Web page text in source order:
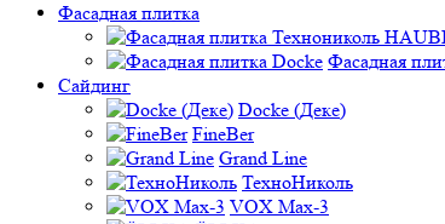
Фасадная плитка
Фасадная
Сайдинг
Docke (Деке)
FineBer
Grand Line
ТехноНиколь
VOX Max-3